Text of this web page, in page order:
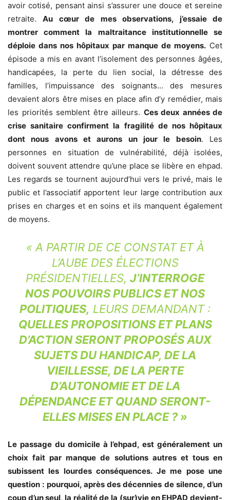
avoir cotisé, pensant ainsi s’assurer une douce et sereine
retraite.Au cœur de mes observations, j’essaie de
montrer comment la maltraitance institutionnelle se
déploie dans nos hôpitaux par manque de moyens. Cet
épisode a mis en avant l’isolement des personnes âgées,
handicapées, la perte du lien social, la détresse des
familles, l’impuissance des soignants… des mesures
devaient alors être mises en place afin d’y remédier, mais
les priorités semblent être ailleurs. Ces deux années de
crise sanitaire confirment la fragilité de nos hôpitaux
dont nous avons et aurons un jour le besoin. Les
personnes en situation de vulnérabilité, déjà isolées,
doivent souvent attendre qu’une place se libère en ehpad.
Les regards se tournent aujourd’hui vers le privé, mais le
public et l’associatif apportent leur large contribution aux
prises en charges et en soins et ils manquent également
de moyens.
« A PARTIR DE CE CONSTAT ET À
L’AUBE DES ÉLECTIONS
PRÉSIDENTIELLES, J’INTERROGE
NOS POUVOIRS PUBLICS ET NOS
POLITIQUES, LEURS DEMANDANT :
QUELLES PROPOSITIONS ET PLANS
D’ACTION SERONT PROPOSÉS AUX
SUJETS DU HANDICAP, DE LA
VIEILLESSE, DE LA PERTE
D’AUTONOMIE ET DE LA
DÉPENDANCE ET QUAND SERONT-
ELLES MISES EN PLACE ? »
Le passage du domicile à l’ehpad, est généralement un
choix fait par manque de solutions autres et tous en
subissent les lourdes conséquences. Je me pose une
question : pourquoi, après des décennies de silence, d’un
coup d’un seul, la réalité de la (sur)vie en EHPAD devient-